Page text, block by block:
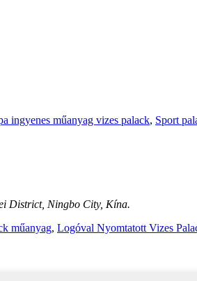
ingyenes műanyag vizes palack, Sport
District, Ningbo City, Kína.
műanyag, Logóval Nyomtatott Vizes